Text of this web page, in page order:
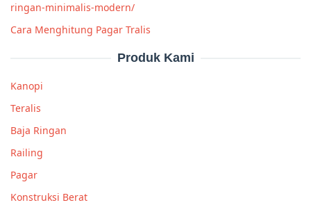
ringan-minimalis-modern/
Cara Menghitung Pagar Tralis
Produk Kami
Kanopi
Teralis
Baja Ringan
Railing
Pagar
Konstruksi Berat